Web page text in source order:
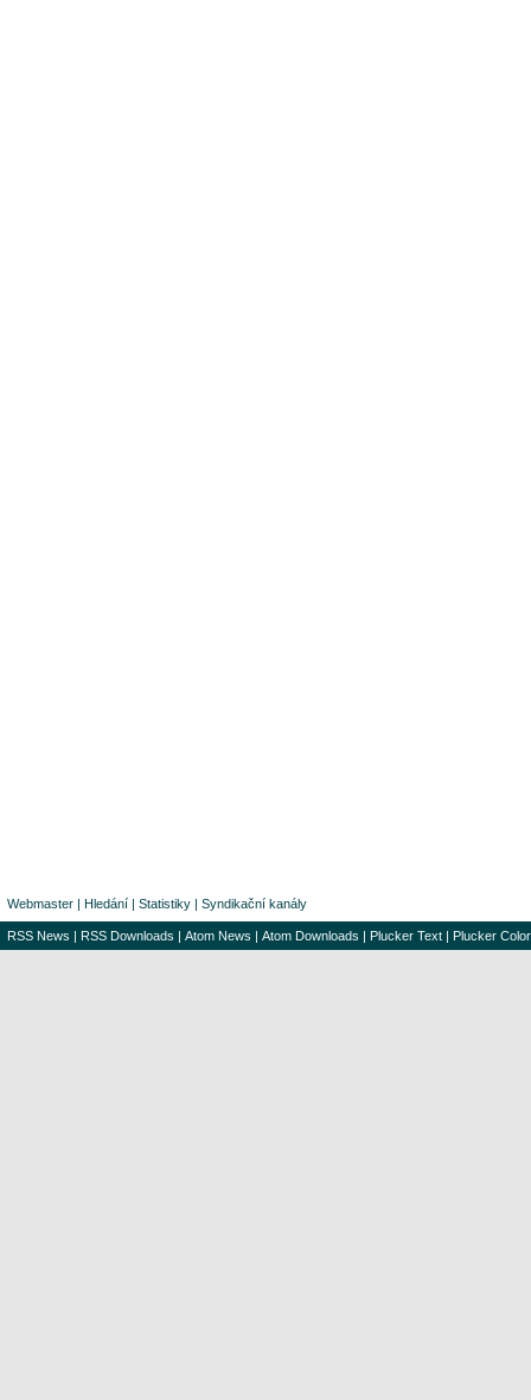
Webmaster | Hledání | Statistiky | Syndikační kanály
RSS News | RSS Downloads | Atom News | Atom Downloads | Plucker Text | Plucker Color